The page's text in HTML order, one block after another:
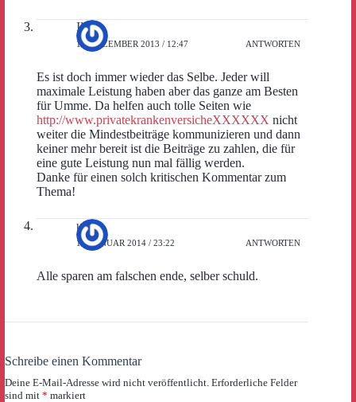
Ilona
18. DEZEMBER 2013 / 12:47 ANTWORTEN
Es ist doch immer wieder das Selbe. Jeder will
maximale Leistung haben aber das ganze am Besten
für Umme. Da helfen auch tolle Seiten wie
http://www.privatekrankenversicheXXXXXX nicht
weiter die Mindestbeiträge kommunizieren und dann
keiner mehr bereit ist die Beiträge zu zahlen, die für
eine gute Leistung nun mal fällig werden.
Danke für einen solch kritischen Kommentar zum
Thema!
ute
16. JANUAR 2014 / 23:22 ANTWORTEN
Alle sparen am falschen ende, selber schuld.
Schreibe einen Kommentar
Deine E-Mail-Adresse wird nicht veröffentlicht. Erforderliche Felder
sind mit * markiert